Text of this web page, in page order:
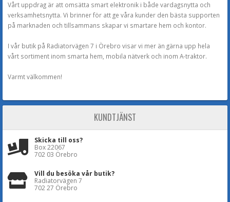
Vårt uppdrag är att omsätta smart elektronik i både vardagsnytta och
verksamhetsnytta. Vi brinner för att ge våra kunder den bästa supporten
på marknaden och tillsammans skapar vi smartare hem och kontor.
I vår butik på Radiatorvägen 7 i Örebro visar vi mer än gärna upp hela
vårt sortiment inom smarta hem, mobila nätverk och inom A-traktor.
Varmt välkommen!
KUNDTJÄNST
Skicka till oss?
Box 22067
702 03 Örebro
Vill du besöka vår butik?
Radiatorvägen 7
702 27 Örebro